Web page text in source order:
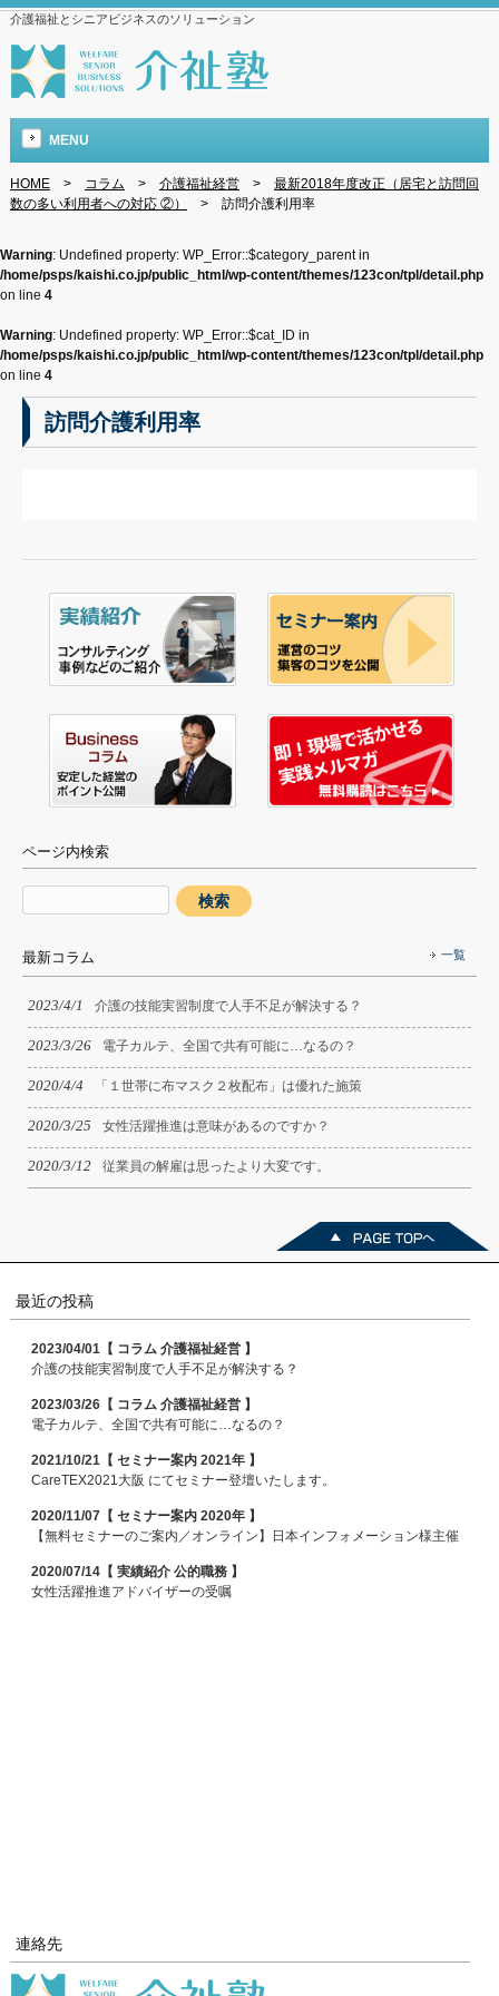
介護福祉とシニアビジネスのソリューション
MENU
HOME> コラム > 介護福祉経営> 最新2018年度改正（居宅と訪問回
数の多い利用者への対応 ②）
> 訪問介護利用率
Warning: Undefined property: WP_Error::$category_parent in
/home/psps/kaishi.co.jp/public_html/wp-content/themes/123con/tpl/detail.php
on line 4
Warning: Undefined property: WP_Error::$cat_ID in
/home/psps/kaishi.co.jp/public_html/wp-content/themes/123con/tpl/detail.php
on line 4
訪問介護利用率
ページ内検索
最新コラム 一覧
2023/4/1 介護の技能実習制度で人手不足が解決する？
2023/3/26 電子カルテ、全国で共有可能に…なるの？
2020/4/4 「１世帯に布マスク２枚配布」は優れた施策
2020/3/25 女性活躍推進は意味があるのですか？
2020/3/12 従業員の解雇は思ったより大変です。
最近の投稿
2023/04/01【 コラム 介護福祉経営 】
介護の技能実習制度で人手不足が解決する？
2023/03/26【 コラム 介護福祉経営 】
電子カルテ、全国で共有可能に…なるの？
2021/10/21【 セミナー案内 2021年 】
CareTEX2021大阪 にてセミナー登壇いたします。
2020/11/07【 セミナー案内 2020年 】
【無料セミナーのご案内／オンライン】日本インフォメーション様主催
2020/07/14【 実績紹介 公的職務 】
女性活躍推進アドバイザーの受嘱
連絡先